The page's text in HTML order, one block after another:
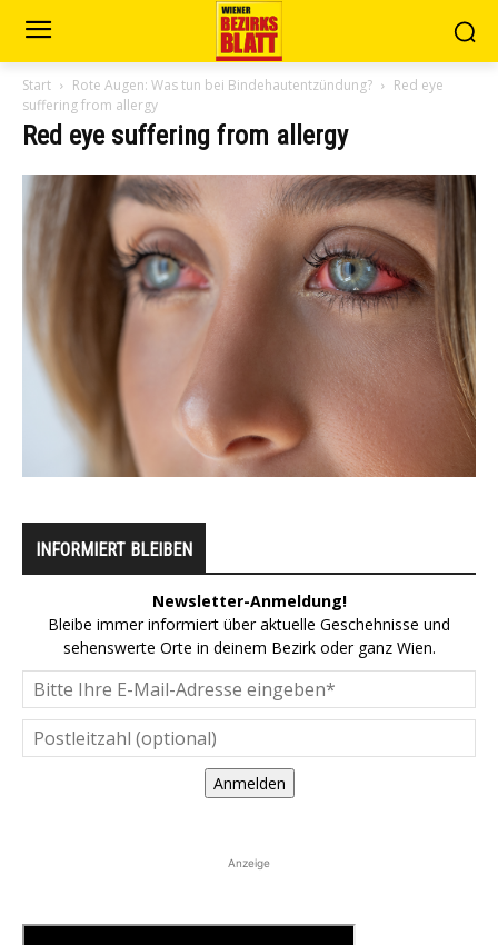
Start Rote Augen: Was tun bei Bindehautentzündung?
Red eye
suffering from allergy
Red eye suffering from allergy
INFORMIERT BLEIBEN
Newsletter-Anmeldung!
Bleibe immer informiert über aktuelle Geschehnisse und
sehenswerte Orte in deinem Bezirk oder ganz Wien.
Anmelden
Anzeige